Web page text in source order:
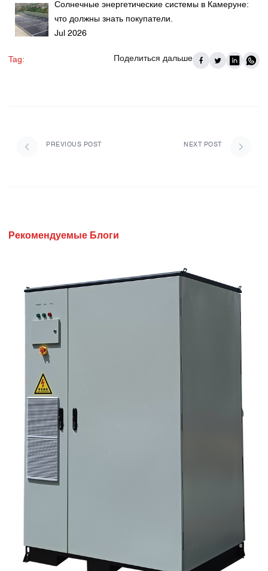
Солнечные энергетические системы в Камеруне:
что должны знать покупатели.
Jul 2026
Tag: Поделиться дальше
PREVIOUS POST NEXT POST
Рекомендуемые Блоги